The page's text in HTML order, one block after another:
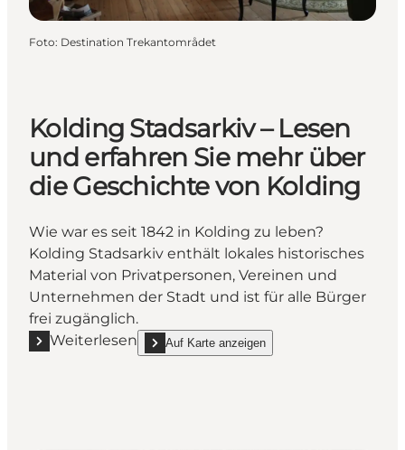
Foto: Destination Trekantområdet
Kolding Stadsarkiv – Lesen
und erfahren Sie mehr über
die Geschichte von Kolding
Wie war es seit 1842 in Kolding zu leben?
Kolding Stadsarkiv enthält lokales historisches
Material von Privatpersonen, Vereinen und
Unternehmen der Stadt und ist für alle Bürger
frei zugänglich.
Weiterlesen
Mehr erfahren "Kolding Stadsarkiv – Lesen und
Auf Karte anzeigen
show Kolding Stadsarkiv – Lesen und erfahren